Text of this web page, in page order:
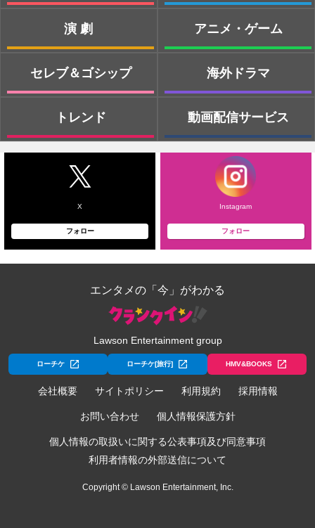
演劇
セレブ＆ゴシップ
トレンド
アニメ・ゲーム
海外ドラマ
動画配信サービス
X
フォロー
Instagram
フォロー
エンタメの「今」がわかる
Lawson Entertainment group
ローチケ ローチケ[旅行] HMV&BOOKS
会社概要 サイトポリシー 利用規約 採用情報
お問い合わせ 個人情報保護方針
個人情報の取扱いに関する公表事項及び同意事項
利用者情報の外部送信について
Copyright © Lawson Entertainment, Inc.